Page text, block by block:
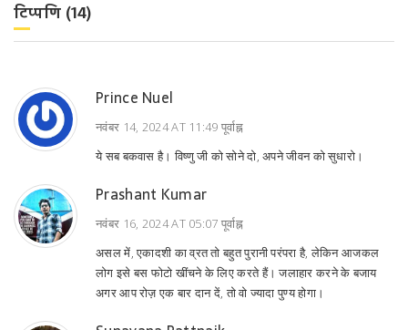
टिप्पणि (14)
Prince Nuel
नवंबर 14, 2024 AT 11:49 पूर्वाह्न
ये सब बकवास है। विष्णु जी को सोने दो, अपने जीवन को सुधारो।
Prashant Kumar
नवंबर 16, 2024 AT 05:07 पूर्वाह्न
असल में, एकादशी का व्रत तो बहुत पुरानी परंपरा है, लेकिन आजकल
लोग इसे बस फोटो खींचने के लिए करते हैं। जलाहार करने के बजाय
अगर आप रोज़ एक बार दान दें, तो वो ज्यादा पुण्य होगा।